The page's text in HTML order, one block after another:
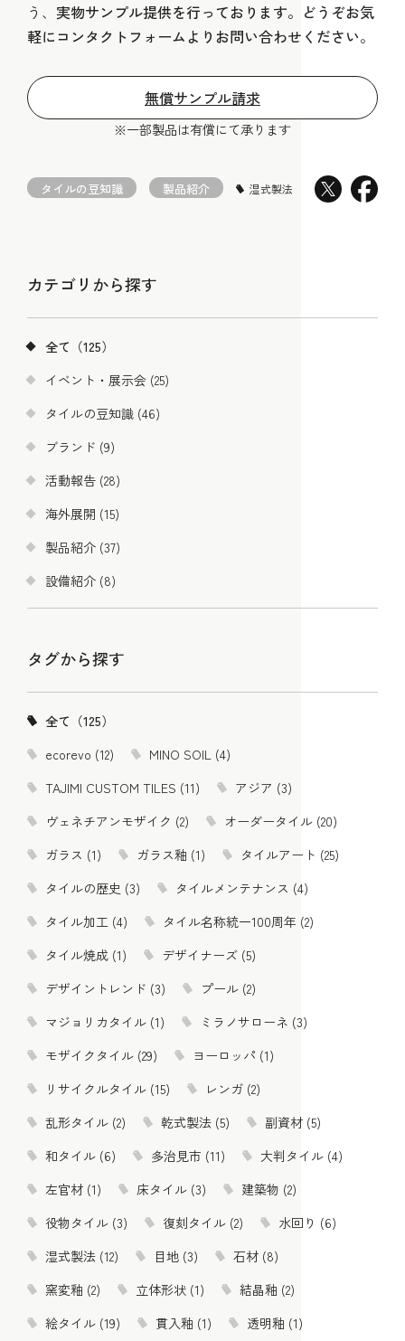
う、 実物サンプル提供を行っております。どうぞお気
軽にコンタクトフォームよりお問い合わせください。
無償サンプル請求
※一部製品は有償にて承ります
タイルの豆知識 製品紹介 湿式製法
カテゴリから探す
全て（125）
イベント・展示会 (25)
タイルの豆知識 (46)
ブランド (9)
活動報告 (28)
海外展開 (15)
製品紹介 (37)
設備紹介 (8)
タグから探す
全て（125）
ecorevo (12)
MINO SOIL (4)
TAJIMI CUSTOM TILES (11)
アジア (3)
ヴェネチアンモザイク (2)
オーダータイル (20)
ガラス (1)
ガラス釉 (1)
タイルアート (25)
タイルの歴史 (3)
タイルメンテナンス (4)
タイル加工 (4)
タイル名称統一100周年 (2)
タイル焼成 (1)
デザイナーズ (5)
デザイントレンド (3)
プール (2)
マジョリカタイル (1)
ミラノサローネ (3)
モザイクタイル (29)
ヨーロッパ (1)
リサイクルタイル (15)
レンガ (2)
乱形タイル (2)
乾式製法 (5)
副資材 (5)
和タイル (6)
多治見市 (11)
大判タイル (4)
左官材 (1)
床タイル (3)
建築物 (2)
役物タイル (3)
復刻タイル (2)
水回り (6)
湿式製法 (12)
目地 (3)
石材 (8)
窯変釉 (2)
立体形状 (1)
結晶釉 (2)
絵タイル (19)
貫入釉 (1) 透明釉 (1)